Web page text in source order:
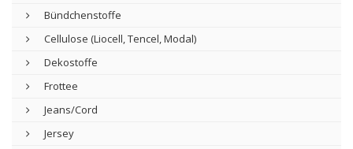
Bündchenstoffe
Cellulose (Liocell, Tencel, Modal)
Dekostoffe
Frottee
Jeans/Cord
Jersey